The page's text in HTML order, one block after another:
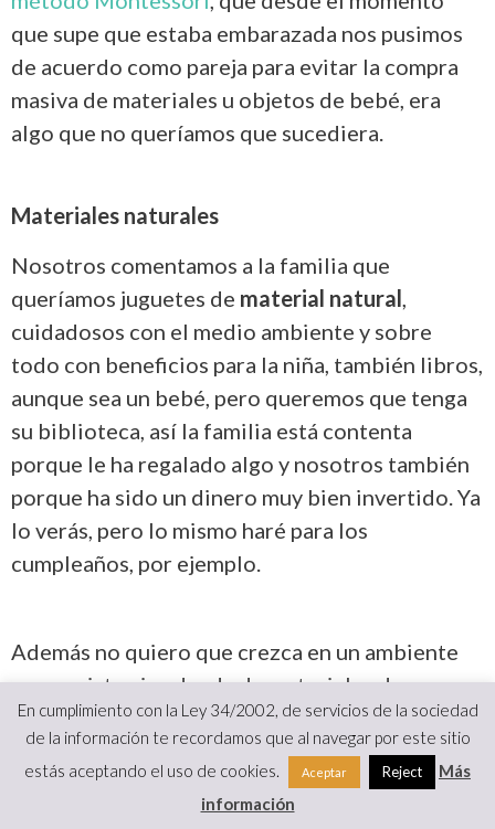
que supe que estaba embarazada nos pusimos
de acuerdo como pareja para evitar la compra
masiva de materiales u objetos de bebé, era
algo que no queríamos que sucediera.
Materiales naturales
Nosotros comentamos a la familia que
queríamos juguetes de material natural,
cuidadosos con el medio ambiente y sobre
todo con beneficios para la niña, también libros,
aunque sea un bebé, pero queremos que tenga
su biblioteca, así la familia está contenta
porque le ha regalado algo y nosotros también
porque ha sido un dinero muy bien invertido. Ya
lo verás, pero lo mismo haré para los
cumpleaños, por ejemplo.
Además no quiero que crezca en un ambiente
consumista ni rodeada de materiales de
plástico con sonido y luces, porque esto no
favorece en nada al desarrollo de su cerebro
sino todo lo contrario.
En cumplimiento con la Ley 34/2002, de servicios de la sociedad
de la información te recordamos que al navegar por este sitio
estás aceptando el uso de cookies.
Aceptar Reject
Más
información